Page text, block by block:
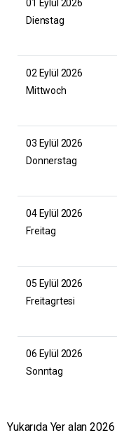
01 Eylül 2026
Dienstag
02 Eylül 2026
Mittwoch
03 Eylül 2026
Donnerstag
04 Eylül 2026
Freitag
05 Eylül 2026
Freitagrtesi
06 Eylül 2026
Sonntag
Yukarıda Yer alan 2026